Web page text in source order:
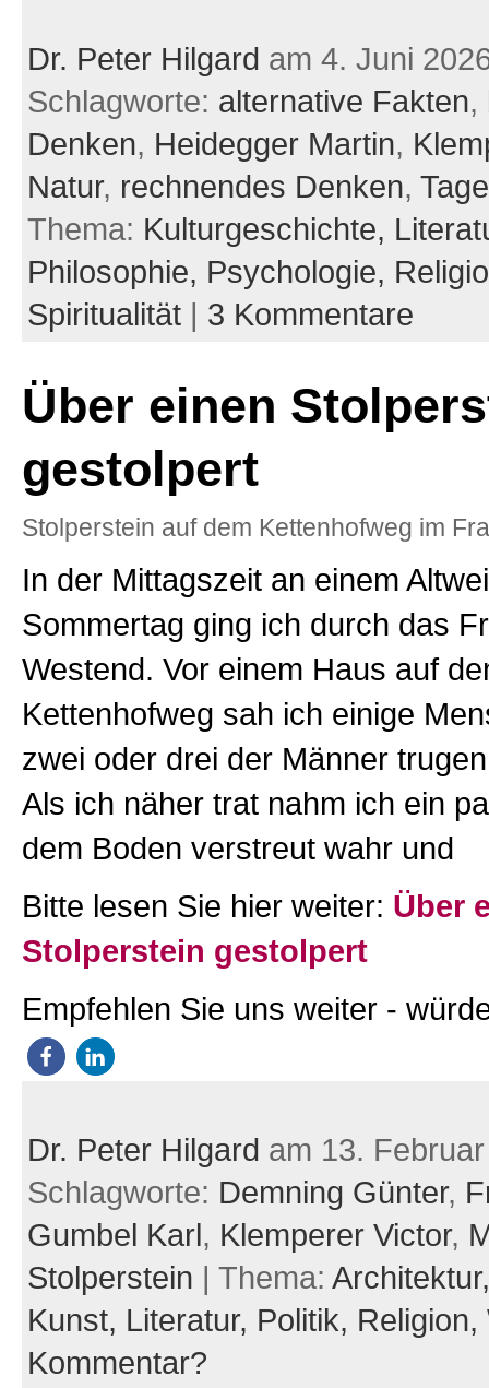
Dr. Peter Hilgard am 4. Juni
Schlagworte: alternative Fakten,
Denken, Heidegger Martin,
Natur, rechnendes Denken,
Thema: Kulturgeschichte,
Philosophie, Psychologie,
Spiritualität| 3 Kommentare
Über einen
gestolpert
Stolperstein auf dem Kettenhofweg im
In der Mittagszeit an einem
Sommertag ging ich durch das
Westend. Vor einem Haus auf
Kettenhofweg sah ich einige
zwei oder drei der Männer
Als ich näher trat nahm ich ein
dem Boden verstreut wahr und
Bitte lesen Sie hier weiter: Über
Stolperstein gestolpert
Empfehlen Sie uns weiter -
Dr. Peter Hilgard am 13.
Schlagworte: Demning Günter,
Gumbel Karl, Klemperer Victor,
Stolperstein | Thema:
Kunst, Literatur, Politik, Religion,
Kommentar?